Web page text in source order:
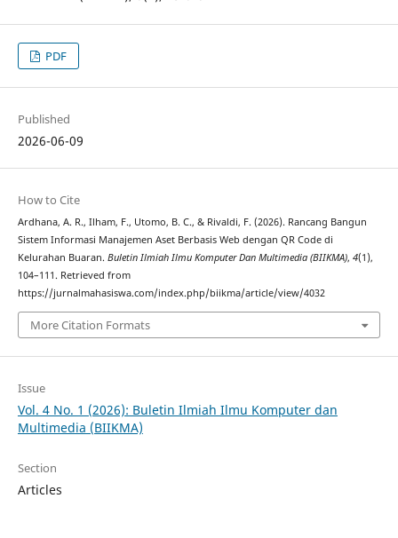
PDF
Published
2026-06-09
How to Cite
Ardhana, A. R., Ilham, F., Utomo, B. C., & Rivaldi, F. (2026). Rancang Bangun
Sistem Informasi Manajemen Aset Berbasis Web dengan QR Code di
Kelurahan Buaran. Buletin Ilmiah Ilmu Komputer Dan Multimedia (BIIKMA), 4(1),
104–111. Retrieved from
https://jurnalmahasiswa.com/index.php/biikma/article/view/4032
More Citation Formats
Issue
Vol. 4 No. 1 (2026): Buletin Ilmiah Ilmu Komputer dan
Multimedia (BIIKMA)
Section
Articles